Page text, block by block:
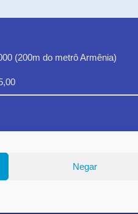
Negar
(200m do metrô Armênia)
Lei nº 13.709/18.